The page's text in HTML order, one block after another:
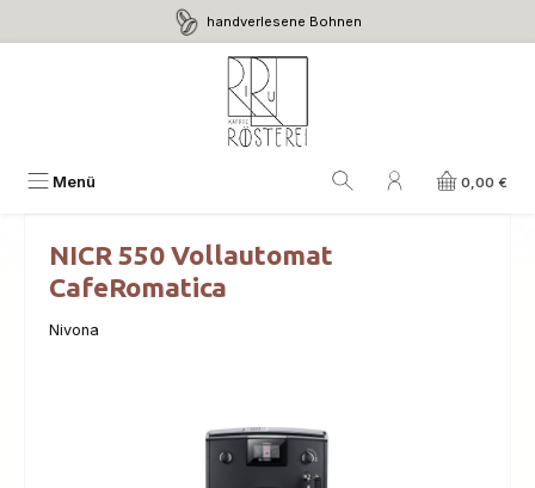
Zum Hauptinhalt springen handverlesene Bohnen
Menü 0,00 €
NICR 550 Vollautomat
CafeRomatica
Nivona